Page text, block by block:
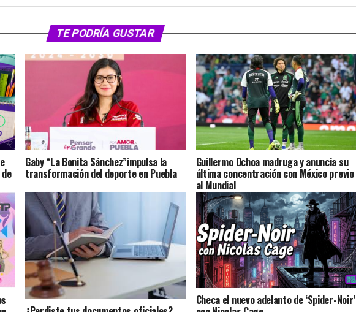
TE PODRÍA GUSTAR
Gaby “La Bonita Sánchez”impulsa la
transformación del deporte en Puebla
Guillermo Ochoa madruga y anuncia su
última concentración con México previo
al Mundial
Checa el nuevo adelanto de ‘Spider-Noir’